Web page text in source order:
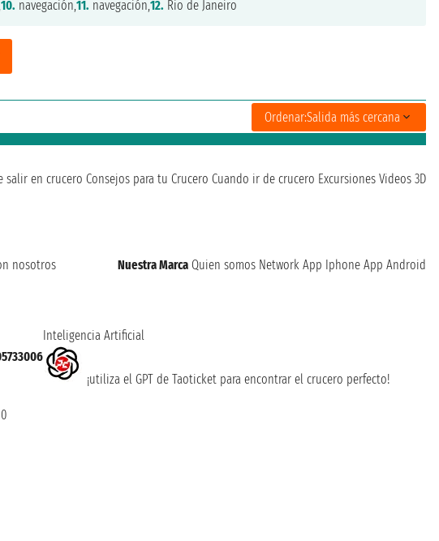
10. navegación,11. navegación,12. Rio de Janeiro
Ordenar:Salida más cercana
salir en crucero Consejos para tu Crucero Cuando ir de crucero Excursiones Videos 3D
nosotros Nuestra Marca Quien somos Network App Iphone App Android
Inteligencia Artificial
¡utiliza el GPT de Taoticket para encontrar el crucero perfecto!